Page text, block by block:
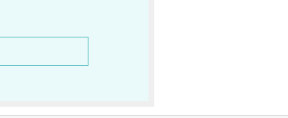
の代名詞でもある